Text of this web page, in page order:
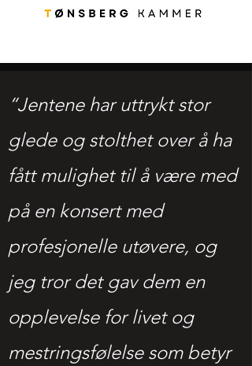
“Jentene har uttrykt stor
glede og stolthet over å ha
fått mulighet til å være med
på en konsert med
profesjonelle utøvere, og
jeg tror det gav dem en
opplevelse for livet og
mestringsfølelse som betyr